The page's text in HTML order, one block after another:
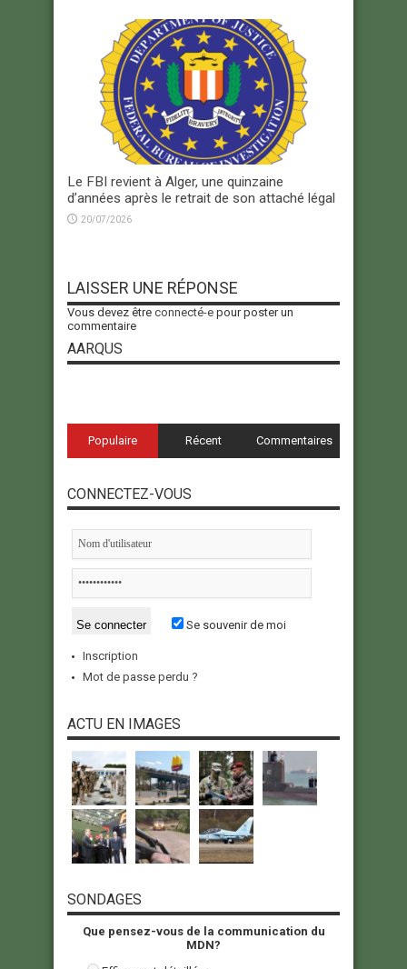
Le FBI revient à Alger, une quinzaine
d’années après le retrait de son attaché légal
20/07/2026
LAISSER UNE RÉPONSE
Vous devez être connecté-e pour poster un
commentaire
AARQUS
Populaire Récent Commentaires
CONNECTEZ-VOUS
Se souvenir de moi
Inscription
Mot de passe perdu ?
ACTU EN IMAGES
SONDAGES
Que pensez-vous de la communication du
MDN?